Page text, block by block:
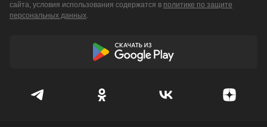
сайта, условия использования содержатся в политике по защите
персональных данных.